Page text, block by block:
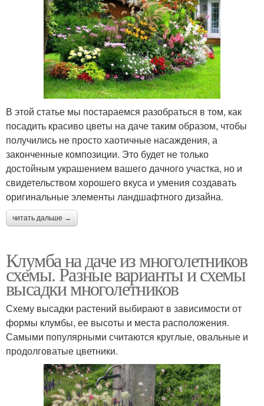
В этой статье мы постараемся разобраться в том, как
посадить красиво цветы на даче таким образом, чтобы
получились не просто хаотичные насаждения, а
законченные композиции. Это будет не только
достойным украшением вашего дачного участка, но и
свидетельством хорошего вкуса и умения создавать
оригинальные элементы ландшафтного дизайна.
читать дальше →
Клумба на даче из многолетников
схемы. Разные варианты и схемы
высадки многолетников
Схему высадки растений выбирают в зависимости от
формы клумбы, ее высоты и места расположения.
Самыми популярными считаются круглые, овальные и
продолговатые цветники.